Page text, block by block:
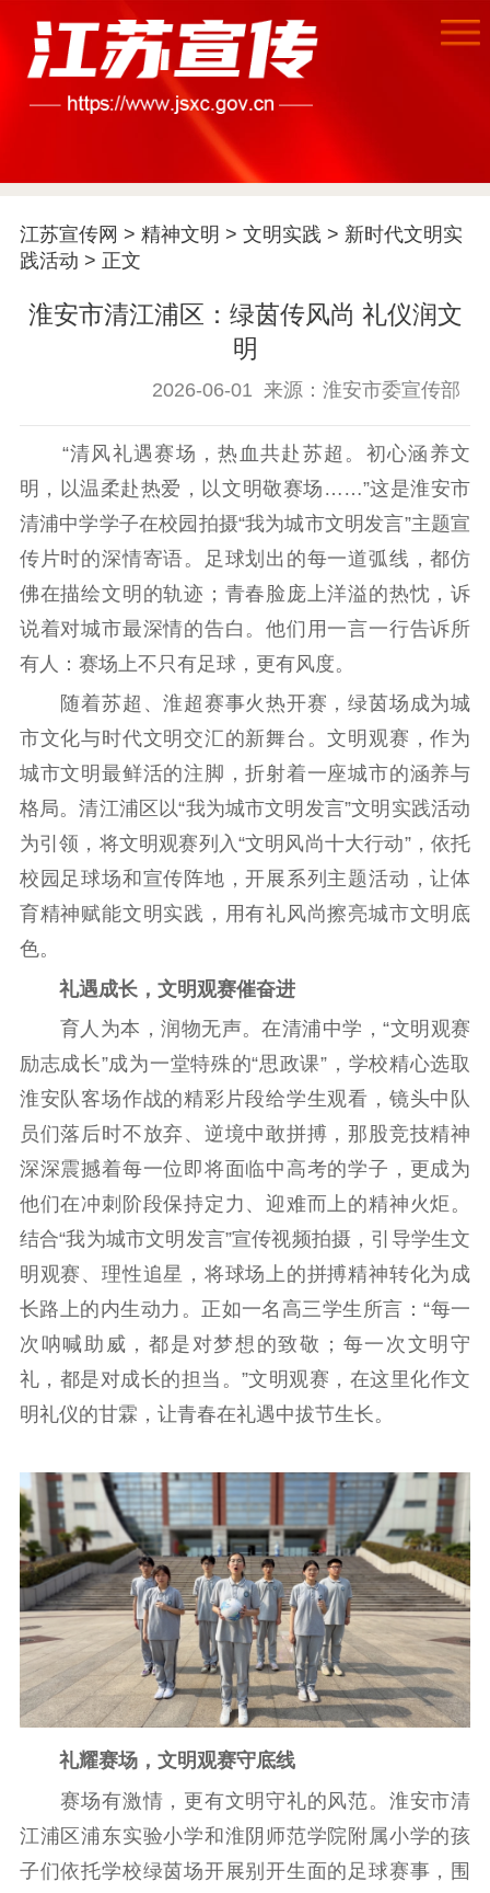
首页
江苏要闻
通知公告 信息公开制度
信息公开指南
信息公开年度报
告
政策法规
工作动态
理论武装
理论学习 宣传宣讲 研究阐释
哲学社科
社科强省 工作通知
成果集萃
江苏文脉
资料下载
新闻宣传
主题宣传 对外宣传
新闻发布
文化文艺
精品生产 文化惠民
文化传承
文化交流
体制改革
文化产业
紫金文化艺术节
品牌活动 紫艺舞台
精神文明
文明创建 文明实践
文明培育
先进典型
社会宣传
思想政治教育 爱国主义教育
全民国防教育
红色资源保护利
新闻出版
精品出版 全民阅读
出版监管
扫黄打非
电影工作
电影创作 电影市场
机关党建
党建要闻 学习在线
文化人才
紫金人才 职称评审
江苏宣传网 > 精神文明 > 文明实践 > 新时代文明实
践活动 > 正文
淮安市清江浦区：绿茵传风尚 礼仪润文
明
2026-06-01 来源：淮安市委宣传部
“清风礼遇赛场，热血共赴苏超。初心涵养文
明，以温柔赴热爱，以文明敬赛场……”这是淮安市
清浦中学学子在校园拍摄“我为城市文明发言”主题宣
传片时的深情寄语。足球划出的每一道弧线，都仿
佛在描绘文明的轨迹；青春脸庞上洋溢的热忱，诉
说着对城市最深情的告白。他们用一言一行告诉所
有人：赛场上不只有足球，更有风度。
随着苏超、淮超赛事火热开赛，绿茵场成为城
市文化与时代文明交汇的新舞台。文明观赛，作为
城市文明最鲜活的注脚，折射着一座城市的涵养与
格局。清江浦区以“我为城市文明发言”文明实践活动
为引领，将文明观赛列入“文明风尚十大行动”，依托
校园足球场和宣传阵地，开展系列主题活动，让体
育精神赋能文明实践，用有礼风尚擦亮城市文明底
色。
礼遇成长，文明观赛催奋进
育人为本，润物无声。在清浦中学，“文明观赛
励志成长”成为一堂特殊的“思政课”，学校精心选取
淮安队客场作战的精彩片段给学生观看，镜头中队
员们落后时不放弃、逆境中敢拼搏，那股竞技精神
深深震撼着每一位即将面临中高考的学子，更成为
他们在冲刺阶段保持定力、迎难而上的精神火炬。
结合“我为城市文明发言”宣传视频拍摄，引导学生文
明观赛、理性追星，将球场上的拼搏精神转化为成
长路上的内生动力。正如一名高三学生所言：“每一
次呐喊助威，都是对梦想的致敬；每一次文明守
礼，都是对成长的担当。”文明观赛，在这里化作文
明礼仪的甘霖，让青春在礼遇中拔节生长。
礼耀赛场，文明观赛守底线
赛场有激情，更有文明守礼的风范。淮安市清
江浦区浦东实验小学和淮阴师范学院附属小学的孩
子们依托学校绿茵场开展别开生面的足球赛事，围